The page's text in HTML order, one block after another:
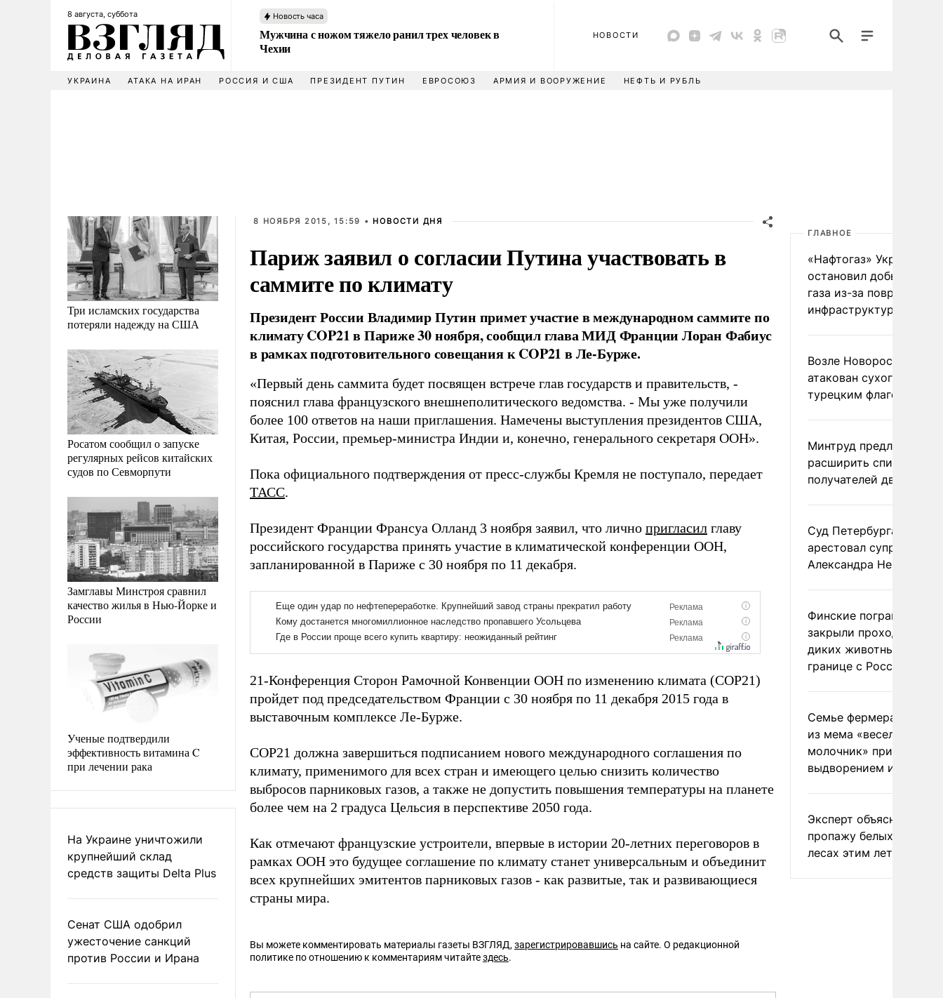
8 августа, суббота Новость часа
Мужчина с ножом тяжело ранил трех человек в
Чехии
НОВОСТИ
УКРАИНА АТАКА НА ИРАН РОССИЯ И США ПРЕЗИДЕНТ ПУТИН ЕВРОСОЮЗ АРМИЯ И ВООРУЖЕНИЕ НЕФТЬ И РУБЛЬ
Три исламских государства
потеряли надежду на США
Росатом сообщил о запуске
регулярных рейсов китайских
судов по Севморпути
Замглавы Минстроя сравнил
качество жилья в Нью-Йорке и
России
Ученые подтвердили
эффективность витамина C
при лечении рака
На Украине уничтожили
крупнейший склад
средств защиты Delta Plus
Сенат США одобрил
ужесточение санкций
против России и Ирана
8 НОЯБРЯ 2015, 15:59 • НОВОСТИ ДНЯ
Париж заявил о согласии Путина участвовать в
саммите по климату
Президент России Владимир Путин примет участие в международном саммите по
климату COP21 в Париже 30 ноября, сообщил глава МИД Франции Лоран Фабиус
в рамках подготовительного совещания к COP21 в Ле-Бурже.
«Первый день саммита будет посвящен встрече глав государств и правительств, -
пояснил глава французского внешнеполитического ведомства. - Мы уже получили
более 100 ответов на наши приглашения. Намечены выступления президентов США,
Китая, России, премьер-министра Индии и, конечно, генерального секретаря ООН».
Пока официального подтверждения от пресс-службы Кремля не поступало, передает
ТАСС.
Президент Франции Франсуа Олланд 3 ноября заявил, что лично пригласил главу
российского государства принять участие в климатической конференции ООН,
запланированной в Париже c 30 ноября по 11 декабря.
21-Конференция Сторон Рамочной Конвенции ООН по изменению климата (СОР21)
пройдет под председательством Франции с 30 ноября по 11 декабря 2015 года в
выставочным комплексе Ле-Бурже.
СОР21 должна завершиться подписанием нового международного соглашения по
климату, применимого для всех стран и имеющего целью снизить количество
выбросов парниковых газов, а также не допустить повышения температуры на планете
более чем на 2 градуса Цельсия в перспективе 2050 года.
Как отмечают французские устроители, впервые в истории 20-летних переговоров в
рамках ООН это будущее соглашение по климату станет универсальным и объединит
всех крупнейших эмитентов парниковых газов - как развитые, так и развивающиеся
страны мира.
Вы можете комментировать материалы газеты ВЗГЛЯД, зарегистрировавшись на сайте. О редакционной
политике по отношению к комментариям читайтездесь.
ГЛАВНОЕ
«Нафтогаз» Украины
остановил добычу
газа из-за повреждения
инфраструктуры
Возле Новороссийска
атакован сухогруз под
турецким флагом
Минтруд предложил
расширить список
получателей двух
Суд Петербурга заочно
арестовал супругу
Александра Невзорова
Финские пограничники
закрыли проходы для
диких животных на
границе с Россией
Семье фермера
из мема «веселый
молочник» пригрозили
выдворением из
Эксперт объяснил
пропажу белых грибов
лесах этим летом